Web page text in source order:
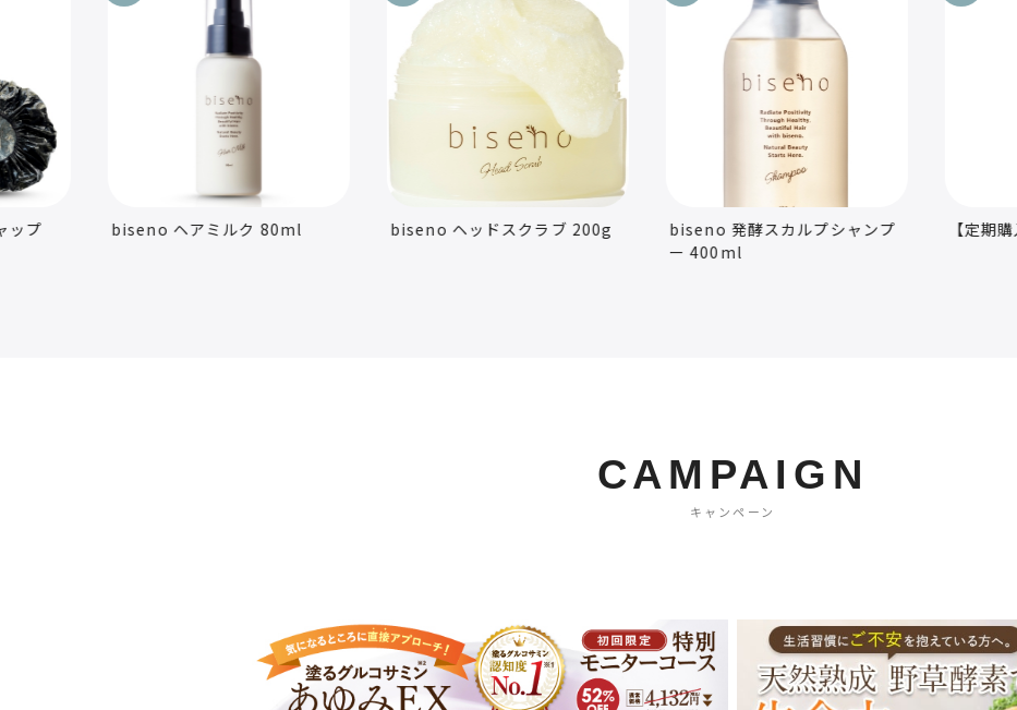
biseno ヘアミルク 80ml biseno ヘッドスクラブ 200g
biseno 発酵スカルプシャンプ
【定期購入】野草酵素
CAMPAIGN
キャンペーン